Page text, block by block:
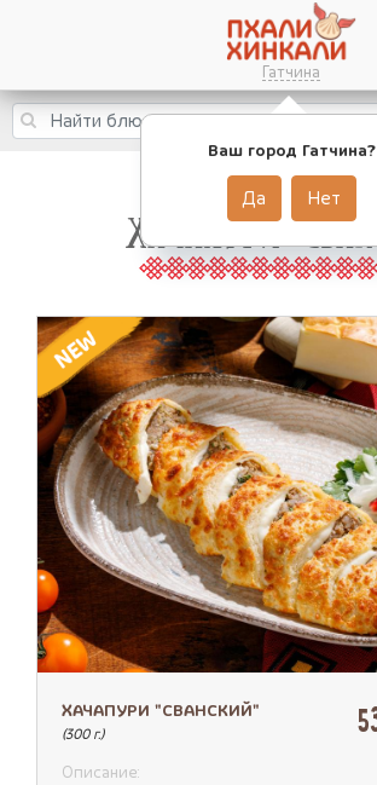
Гатчина
Ваш город Гатчина?
Да Нет
ХАЧАПУРИ
ХАЧАПУРИ "СВАНСКИЙ"
(300 г.)
Описание: